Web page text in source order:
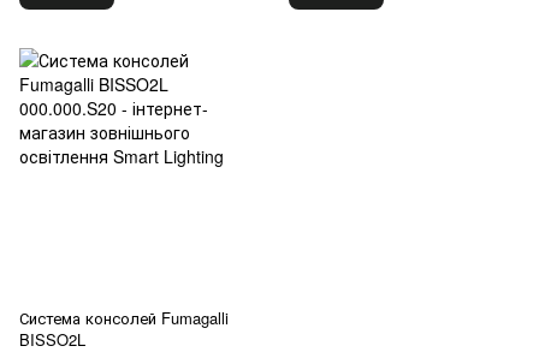
Система консолей Fumagalli
BISSO2L